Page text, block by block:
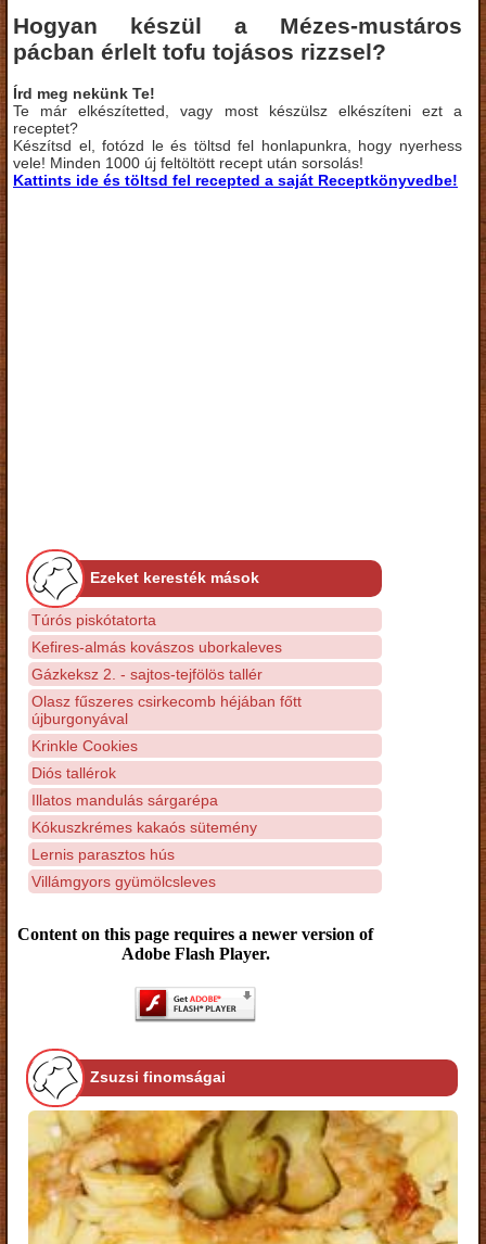
Hogyan készül a Mézes-mustáros
pácban érlelt tofu tojásos rizzsel?
Írd meg nekünk Te!
Te már elkészítetted, vagy most készülsz elkészíteni ezt a
receptet?
Készítsd el, fotózd le és töltsd fel honlapunkra, hogy nyerhess
vele! Minden 1000 új feltöltött recept után sorsolás!
Kattints ide és töltsd fel recepted a saját Receptkönyvedbe!
Ezeket keresték mások
Túrós piskótatorta
Kefires-almás kovászos uborkaleves
Gázkeksz 2. - sajtos-tejfölös tallér
Olasz fűszeres csirkecomb héjában főtt
újburgonyával
Krinkle Cookies
Diós tallérok
Illatos mandulás sárgarépa
Kókuszkrémes kakaós sütemény
Lernis parasztos hús
Villámgyors gyümölcsleves
Content on this page requires a newer version of
Adobe Flash Player.
Zsuzsi finomságai